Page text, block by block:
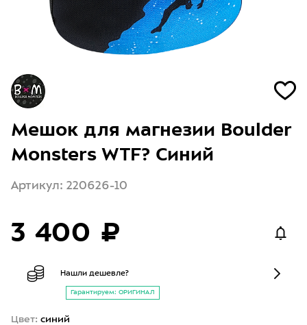
Мешок для магнезии Boulder
Monsters WTF? Синий
Артикул: 220626-10
3 400 ₽
Нашли дешевле?
Гарантируем: ОРИГИНАЛ
Цвет: синий